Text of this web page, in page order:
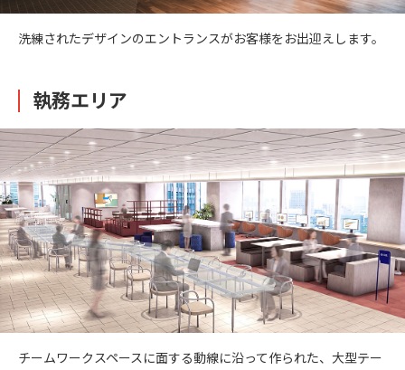
洗練されたデザインのエントランスがお客様をお出迎えします。
執務エリア
チームワークスペースに面する動線に沿って作られた、大型テー